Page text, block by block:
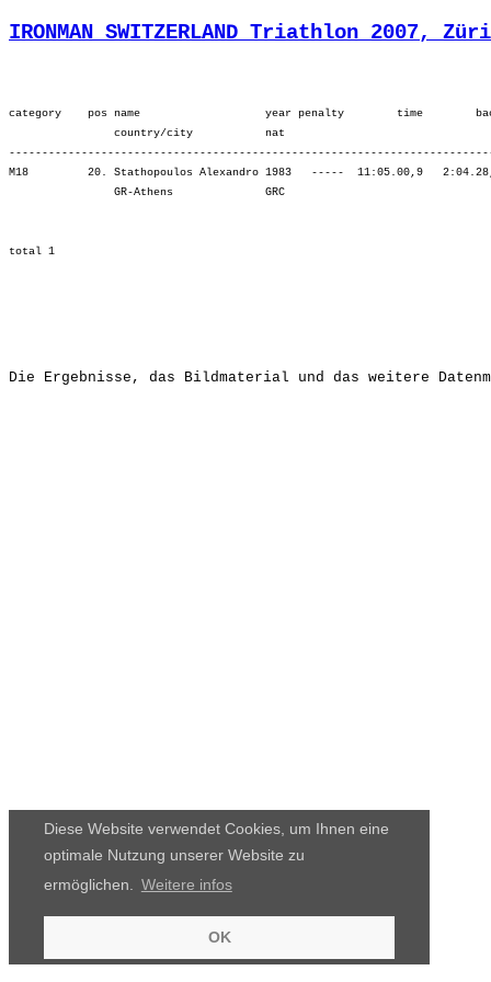
Diese Website verwendet Cookies, um Ihnen eine
optimale Nutzung unserer Website zu
ermöglichen.
Weitere infos
OK
IRONMAN SWITZERLAND Triathlon 2007,
category    pos name                   year penalty        time
                country/city           nat
M18         20. Stathopoulos Alexandro 1983   -----  11:05.00,9
GR-Athens              GRC
Die Ergebnisse, das Bildmaterial und das weitere